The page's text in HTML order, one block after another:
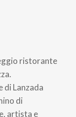
ristorante
di Lanzada
di
artista e